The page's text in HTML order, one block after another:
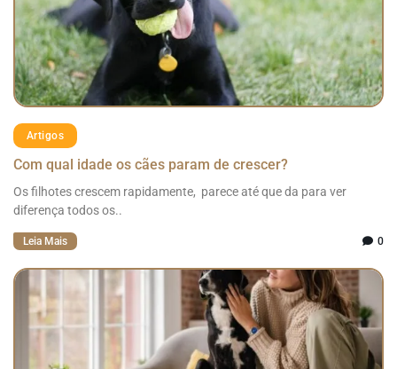
Artigos
Com qual idade os cães param de crescer?
Os filhotes crescem rapidamente, parece até que da para ver
diferença todos os..
Leia Mais 0